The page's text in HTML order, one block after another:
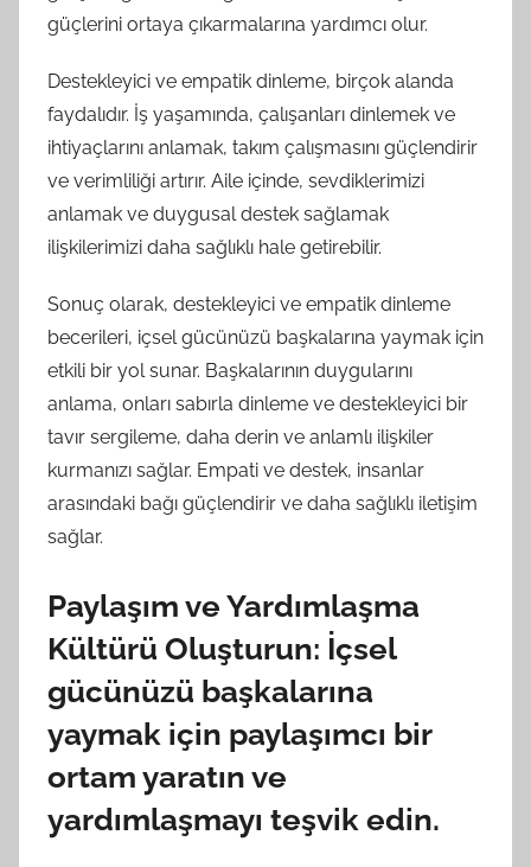
güçlerini ortaya çıkarmalarına yardımcı olur.
Destekleyici ve empatik dinleme, birçok alanda
faydalıdır. İş yaşamında, çalışanları dinlemek ve
ihtiyaçlarını anlamak, takım çalışmasını güçlendirir
ve verimliliği artırır. Aile içinde, sevdiklerimizi
anlamak ve duygusal destek sağlamak
ilişkilerimizi daha sağlıklı hale getirebilir.
Sonuç olarak, destekleyici ve empatik dinleme
becerileri, içsel gücünüzü başkalarına yaymak için
etkili bir yol sunar. Başkalarının duygularını
anlama, onları sabırla dinleme ve destekleyici bir
tavır sergileme, daha derin ve anlamlı ilişkiler
kurmanızı sağlar. Empati ve destek, insanlar
arasındaki bağı güçlendirir ve daha sağlıklı iletişim
sağlar.
Paylaşım ve Yardımlaşma
Kültürü Oluşturun: İçsel
gücünüzü başkalarına
yaymak için paylaşımcı bir
ortam yaratın ve
yardımlaşmayı teşvik edin.